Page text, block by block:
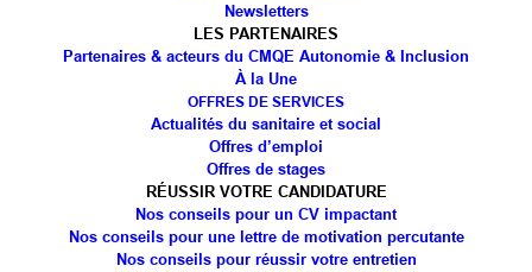
Newsletters
LES PARTENAIRES
Partenaires & acteurs du CMQE Autonomie & Inclusion
À la Une
OFFRES DE SERVICES
Actualités du sanitaire et social
Offres d’emploi
Offres de stages
RÉUSSIR VOTRE CANDIDATURE
Nos conseils pour un CV impactant
Nos conseils pour une lettre de motivation percutante
Nos conseils pour réussir votre entretien